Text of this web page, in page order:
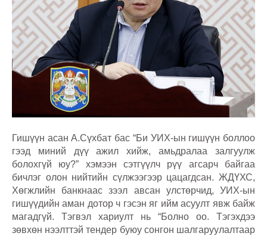
Гишүүн асан А.Сүхбат бас “Би УИХ-ын гишүүн боллоо
гээд миний дүү ажил хийж, амьдралаа залгуулж
болохгүй юу?” хэмээн сэтгүүлч рүү агсарч байгаа
бичлэг олон нийтийн сүлжээгээр цацагдсан. ЖДҮХС,
Хөгжлийн банкнаас зээл авсан улстөрчид, УИХ-ын
гишүүдийн аман дотор ч гэсэн яг ийм асуулт явж байж
магадгүй. Тэгвэл хариулт нь “Болно оо. Тэгэхдээ
зөвхөн нээлттэй тендер буюу сонгон шалгаруулалтаар